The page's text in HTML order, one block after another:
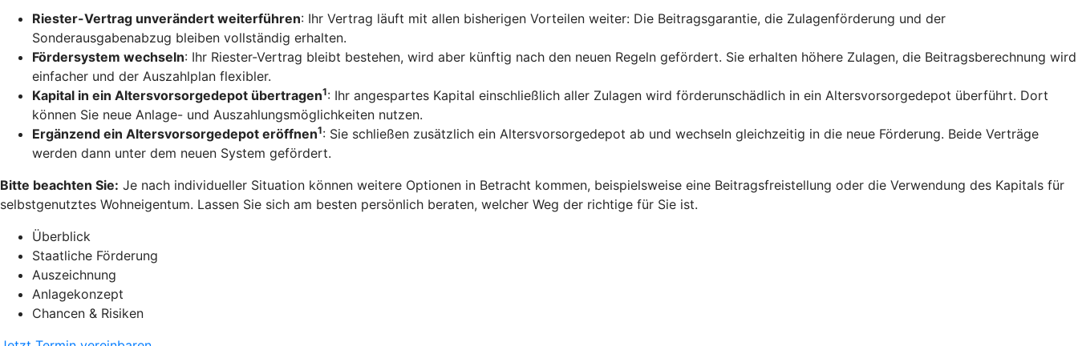
Riester-Vertrag unverändert weiterführen: Ihr Vertrag läuft mit allen bisherigen Vorteilen weiter: Die Beitragsgarantie, die Zulagenförderung und der
Sonderausgabenabzug bleiben vollständig erhalten.
Fördersystem wechseln: Ihr Riester-Vertrag bleibt bestehen, wird aber künftig nach den neuen Regeln gefördert. Sie erhalten höhere Zulagen, die Beitragsberechnung wird
einfacher und der Auszahlplan flexibler.
Kapital in ein Altersvorsorgedepot übertragen1: Ihr angespartes Kapital einschließlich aller Zulagen wird förderunschädlich in ein Altersvorsorgedepot überführt. Dort
können Sie neue Anlage- und Auszahlungsmöglichkeiten nutzen.
Ergänzend ein Altersvorsorgedepot eröffnen1: Sie schließen zusätzlich ein Altersvorsorgedepot ab und wechseln gleichzeitig in die neue Förderung. Beide Verträge
werden dann unter dem neuen System gefördert.
Bitte beachten Sie: Je nach individueller Situation können weitere Optionen in Betracht kommen, beispielsweise eine Beitragsfreistellung oder die Verwendung des Kapitals für
selbstgenutztes Wohneigentum. Lassen Sie sich am besten persönlich beraten, welcher Weg der richtige für Sie ist.
Überblick
Staatliche Förderung
Auszeichnung
Anlagekonzept
Chancen & Risiken